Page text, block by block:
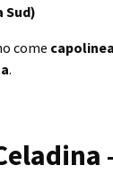
Sud)
come
.